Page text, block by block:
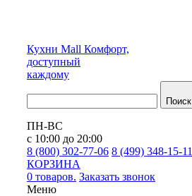
Кухни Mall Комфорт,
доступный
каждому
Поиск
ПН-ВС
с 10:00 до 20:00
8 (800) 302-77-06 8 (499) 348-15-11
КОРЗИНА
0 товаров. Заказать звонок
Меню